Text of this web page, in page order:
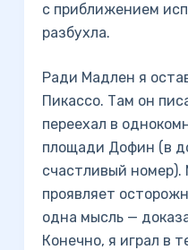
с приближением
разбухла.
Ради Мадлен я
Пикассо. Там он
переехал в
площади Дофин (в
счастливый
проявляет
одна мысль —
Конечно, я играл в